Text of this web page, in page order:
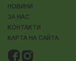
НОВИНИ
ЗА НАС
КОНТАКТИ
КАРТА НА САЙТА